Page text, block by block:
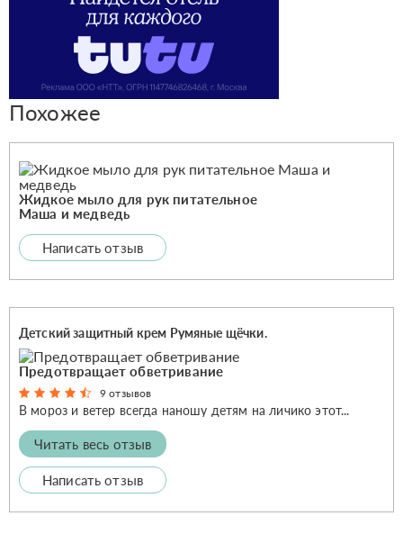
Похожее
Жидкое мыло для рук питательное
Маша и медведь
Написать отзыв
Детский защитный крем Румяные щёчки.
Предотвращает обветривание
9 отзывов
В мороз и ветер всегда наношу детям на личико этот...
Читать весь отзыв
Написать отзыв